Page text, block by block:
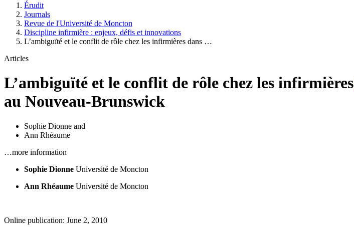
Érudit
Journals
Revue de l'Université de Moncton
Discipline infirmière : enjeux, défis et innovations
L’ambiguïté et le conflit de rôle chez les infirmières dans …
Articles
L’ambiguïté et le conflit de rôle chez les infirmières
au Nouveau-Brunswick
Sophie Dionne and
Ann Rhéaume
…more information
Sophie Dionne Université de Moncton
Ann Rhéaume Université de Moncton
Online publication: June 2, 2010